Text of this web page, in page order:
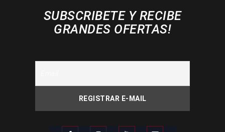
SUBSCRIBETE Y RECIBE
GRANDES OFERTAS!